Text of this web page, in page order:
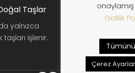
Taşlar
yalnızca
işlenir.
Güvenli Alışveriş
sistemi ile
edilebilir kargo ile
Gizlilik
Çerez